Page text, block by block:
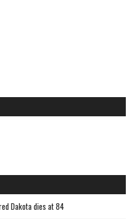
Dakota dies at 84